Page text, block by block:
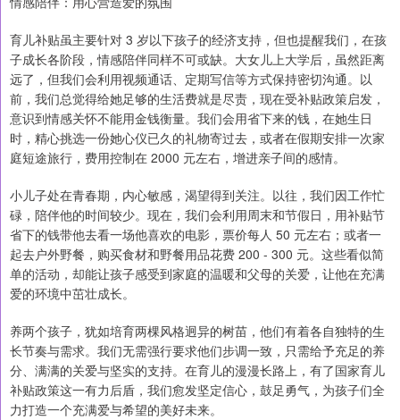
育儿补贴虽主要针对 3 岁以下孩子的经济支持，但也提醒我们，在孩
子成长各阶段，情感陪伴同样不可或缺。大女儿上大学后，虽然距离
远了，但我们会利用视频通话、定期写信等方式保持密切沟通。以
前，我们总觉得给她足够的生活费就是尽责，现在受补贴政策启发，
意识到情感关怀不能用金钱衡量。我们会用省下来的钱，在她生日
时，精心挑选一份她心仪已久的礼物寄过去，或者在假期安排一次家
庭短途旅行，费用控制在 2000 元左右，增进亲子间的感情。
小儿子处在青春期，内心敏感，渴望得到关注。以往，我们因工作忙
碌，陪伴他的时间较少。现在，我们会利用周末和节假日，用补贴节
省下的钱带他去看一场他喜欢的电影，票价每人 50 元左右；或者一
起去户外野餐，购买食材和野餐用品花费 200 - 300 元。这些看似简
单的活动，却能让孩子感受到家庭的温暖和父母的关爱，让他在充满
爱的环境中茁壮成长。
养两个孩子，犹如培育两棵风格迥异的树苗，他们有着各自独特的生
长节奏与需求。我们无需强行要求他们步调一致，只需给予充足的养
分、满满的关爱与坚实的支持。在育儿的漫漫长路上，有了国家育儿
补贴政策这一有力后盾，我们愈发坚定信心，鼓足勇气，为孩子们全
力打造一个充满爱与希望的美好未来。